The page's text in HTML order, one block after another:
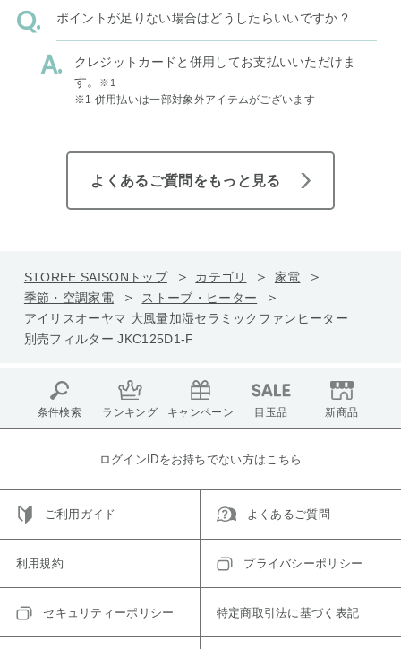
ポイントが足りない場合はどうしたらいいですか？
クレジットカードと併用してお支払いいただけま
す。
※1
※1 併用払いは一部対象外アイテムがございます
よくあるご質問をもっと見る
STOREE SAISONトップ カテゴリ
家電
季節・空調家電
ストーブ・ヒーター
アイリスオーヤマ 大風量加湿セラミックファンヒーター
別売フィルター JKC125D1-F
条件検索 ランキング キャンペーン 目玉品 新商品
ログインIDをお持ちでない方はこちら
ご利用ガイド よくあるご質問
利用規約 プライバシーポリシー
セキュリティーポリシー 特定商取引法に基づく表記